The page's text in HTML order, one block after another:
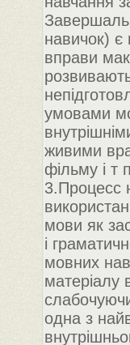
навичок) є
вправи
умовами
живими
фільму і т
3.Процесс
мови як
і
мовних
матеріалу
одна з